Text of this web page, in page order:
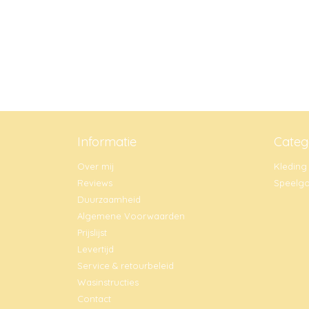
Informatie
Over mij
Reviews
Duurzaamheid
Algemene Voorwaarden
Prijslijst
Levertijd
Service & retourbeleid
Wasinstructies
Contact
Kleding